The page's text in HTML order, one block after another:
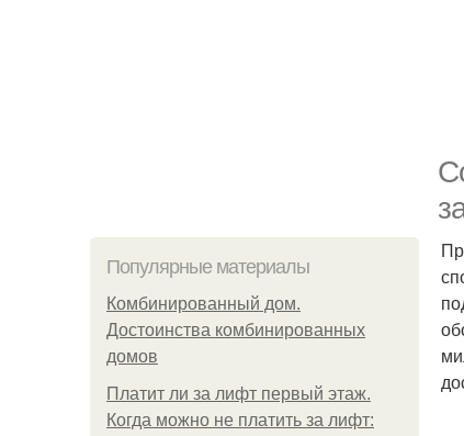
Популярные материалы
Комбинированный дом.
Достоинства комбинированных
домов
Платит ли за лифт первый этаж.
Когда можно не платить за лифт: